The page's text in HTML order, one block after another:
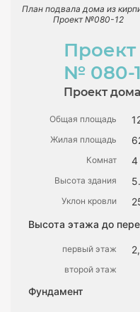
План подвала дома из
Проект №080-12
Проект
№ 080-
Проект
Общая площадь
Жилая площадь
Комнат 4
Высота здания
Уклон кровли
Высота этажа до
первый этаж
второй этаж
Фундамент